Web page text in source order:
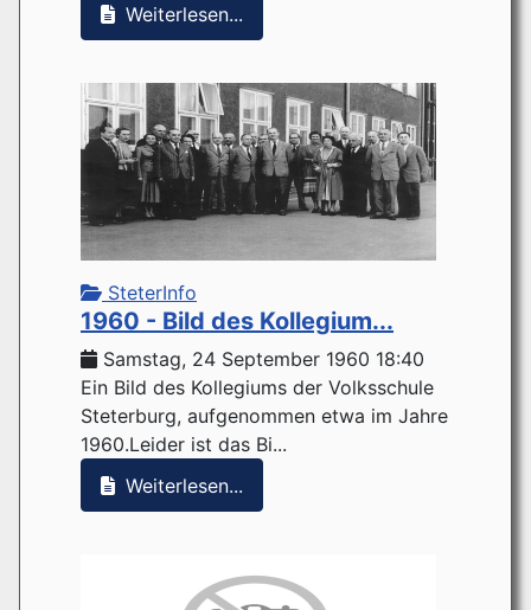
Weiterlesen...
SteterInfo
1960 - Bild des Kollegium...
Samstag, 24 September 1960 18:40
Ein Bild des Kollegiums der Volksschule
Steterburg, aufgenommen etwa im Jahre
1960.Leider ist das Bi...
Weiterlesen...